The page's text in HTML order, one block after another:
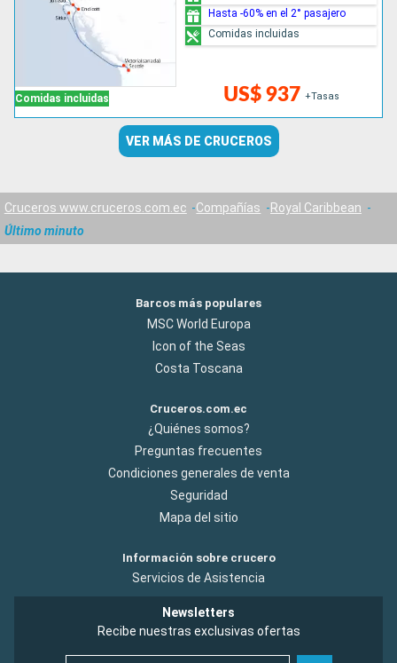
Comidas incluidas US$ 937 +Tasas
Hasta -60% en el 2° pasajero
Comidas incluidas
VER MÁS DE CRUCEROS
Cruceros www.cruceros.com.ec Compañías
Royal Caribbean
Último minuto
Barcos más populares
MSC World Europa
Icon of the Seas
Costa Toscana
Cruceros.com.ec
¿Quiénes somos?
Preguntas frecuentes
Condiciones generales de venta
Seguridad
Mapa del sitio
Información sobre crucero
Servicios de Asistencia
Newsletters
Recibe nuestras exclusivas ofertas